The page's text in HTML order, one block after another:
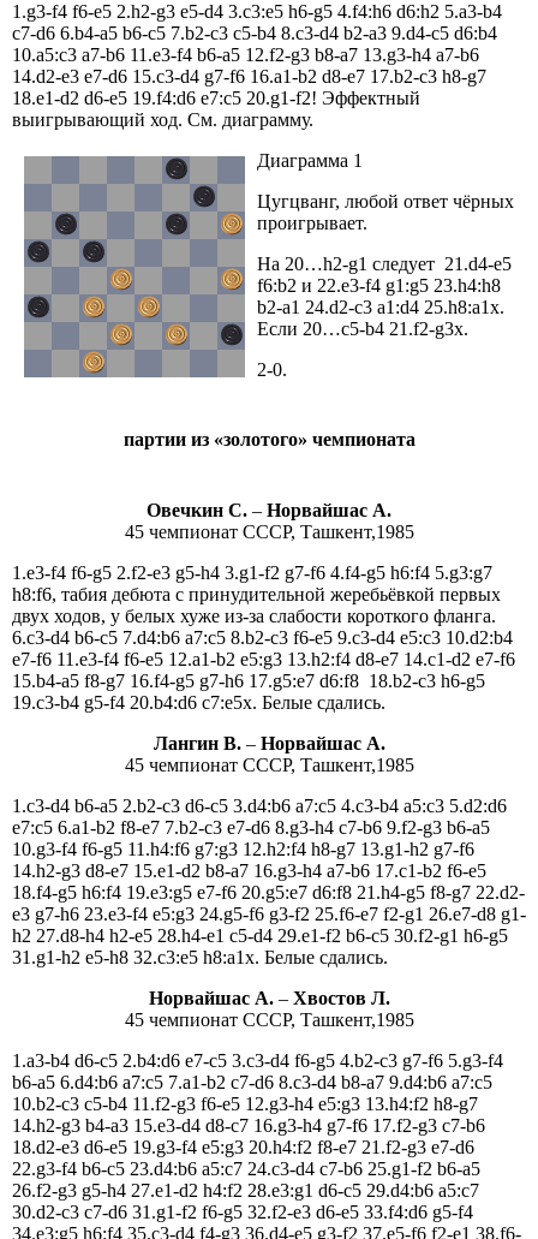
1.g3-f4 f6-e5 2.h2-g3 e5-d4 3.c3:e5 h6-g5 4.f4:h6 d6:h2 5.a3-b4
c7-d6 6.b4-a5 b6-c5 7.b2-c3 c5-b4 8.c3-d4 b2-a3 9.d4-c5 d6:b4
10.a5:c3 a7-b6 11.e3-f4 b6-a5 12.f2-g3 b8-a7 13.g3-h4 a7-b6
14.d2-e3 e7-d6 15.c3-d4 g7-f6 16.a1-b2 d8-e7 17.b2-c3 h8-g7
18.e1-d2 d6-e5 19.f4:d6 e7:c5 20.g1-f2! Эффектный
выигрывающий ход. См. диаграмму.
Диаграмма 1
Цугцванг, любой ответ чёрных
проигрывает.
На 20…h2-g1 следует 21.d4-e5
f6:b2 и 22.e3-f4 g1:g5 23.h4:h8
b2-a1 24.d2-c3 a1:d4 25.h8:a1x.
Если 20…c5-b4 21.f2-g3x.
2-0.
партии из «золотого» чемпионата
Овечкин С. – Норвайшас А.
45 чемпионат СССР, Ташкент,1985
1.e3-f4 f6-g5 2.f2-e3 g5-h4 3.g1-f2 g7-f6 4.f4-g5 h6:f4 5.g3:g7
h8:f6, табия дебюта c принудительной жеребьёвкой первых
двух ходов, у белых хуже из-за слабости короткого фланга.
6.c3-d4 b6-c5 7.d4:b6 a7:c5 8.b2-c3 f6-e5 9.c3-d4 e5:c3 10.d2:b4
e7-f6 11.e3-f4 f6-e5 12.a1-b2 e5:g3 13.h2:f4 d8-e7 14.c1-d2 e7-f6
15.b4-a5 f8-g7 16.f4-g5 g7-h6 17.g5:e7 d6:f8 18.b2-c3 h6-g5
19.c3-b4 g5-f4 20.b4:d6 c7:e5x. Белые сдались.
Лангин В.– Норвайшас А.
45 чемпионат СССР, Ташкент,1985
1.c3-d4 b6-a5 2.b2-c3 d6-c5 3.d4:b6 a7:c5 4.c3-b4 a5:c3 5.d2:d6
e7:c5 6.a1-b2 f8-e7 7.b2-c3 e7-d6 8.g3-h4 c7-b6 9.f2-g3 b6-a5
10.g3-f4 f6-g5 11.h4:f6 g7:g3 12.h2:f4 h8-g7 13.g1-h2 g7-f6
14.h2-g3 d8-e7 15.e1-d2 b8-a7 16.g3-h4 a7-b6 17.c1-b2 f6-e5
18.f4-g5 h6:f4 19.e3:g5 e7-f6 20.g5:e7 d6:f8 21.h4-g5 f8-g7 22.d2-
e3 g7-h6 23.e3-f4 e5:g3 24.g5-f6 g3-f2 25.f6-e7 f2-g1 26.e7-d8 g1-
h2 27.d8-h4 h2-e5 28.h4-e1 c5-d4 29.e1-f2 b6-c5 30.f2-g1 h6-g5
31.g1-h2 e5-h8 32.c3:e5 h8:a1x. Белые сдались.
Норвайшас А.– Хвостов Л.
45 чемпионат СССР, Ташкент,1985
1.a3-b4 d6-c5 2.b4:d6 e7-c5 3.c3-d4 f6-g5 4.b2-c3 g7-f6 5.g3-f4
b6-a5 6.d4:b6 a7:c5 7.a1-b2 c7-d6 8.c3-d4 b8-a7 9.d4:b6 a7:c5
10.b2-c3 c5-b4 11.f2-g3 f6-e5 12.g3-h4 e5:g3 13.h4:f2 h8-g7
14.h2-g3 b4-a3 15.e3-d4 d8-c7 16.g3-h4 g7-f6 17.f2-g3 c7-b6
18.d2-e3 d6-e5 19.g3-f4 e5:g3 20.h4:f2 f8-e7 21.f2-g3 e7-d6
22.g3-f4 b6-c5 23.d4:b6 a5:c7 24.c3-d4 c7-b6 25.g1-f2 b6-a5
26.f2-g3 g5-h4 27.e1-d2 h4:f2 28.e3:g1 d6-c5 29.d4:b6 a5:c7
30.d2-c3 c7-d6 31.g1-f2 f6-g5 32.f2-e3 d6-e5 33.f4:d6 g5-f4
34.e3:g5 h6:f4 35.c3-d4 f4-g3 36.d4-e5 g3-f2 37.e5-f6 f2-e1 38.f6-